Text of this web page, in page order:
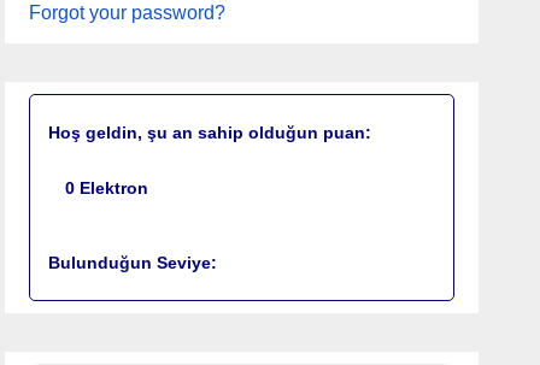
Forgot your password?
Hoş geldin, şu an sahip olduğun puan:
0 Elektron
Bulunduğun Seviye: